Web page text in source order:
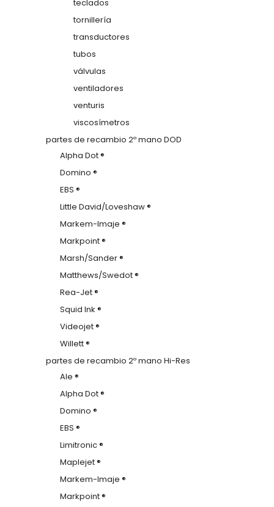
teclados
tornillería
transductores
tubos
válvulas
ventiladores
venturis
viscosímetros
partes de recambio 2º mano DOD
Alpha Dot ®
Domino ®
EBS ®
Little David/Loveshaw ®
Markem-Imaje ®
Markpoint ®
Marsh/Sander ®
Matthews/Swedot ®
Rea-Jet ®
Squid Ink ®
Videojet ®
Willett ®
partes de recambio 2º mano Hi-Res
Ale ®
Alpha Dot ®
Domino ®
EBS ®
Limitronic ®
Maplejet ®
Markem-Imaje ®
Markpoint ®